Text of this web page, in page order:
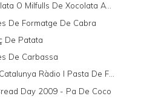
O Milfulls De Xocolata A...
De Formatge De Cabra
De Patata
De Carbassa
Ràdio I Pasta De F...
Day 2009 - Pa De Coco